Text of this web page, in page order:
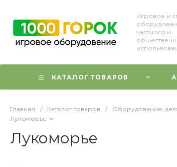
Игровое и
частного и
КАТАЛОГ ТОВАРОВ
Главная / Каталог товаров / Оборудование,
Лукоморье
Лукоморье